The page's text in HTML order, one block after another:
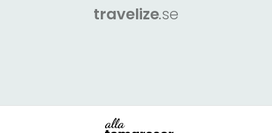
travelize.se